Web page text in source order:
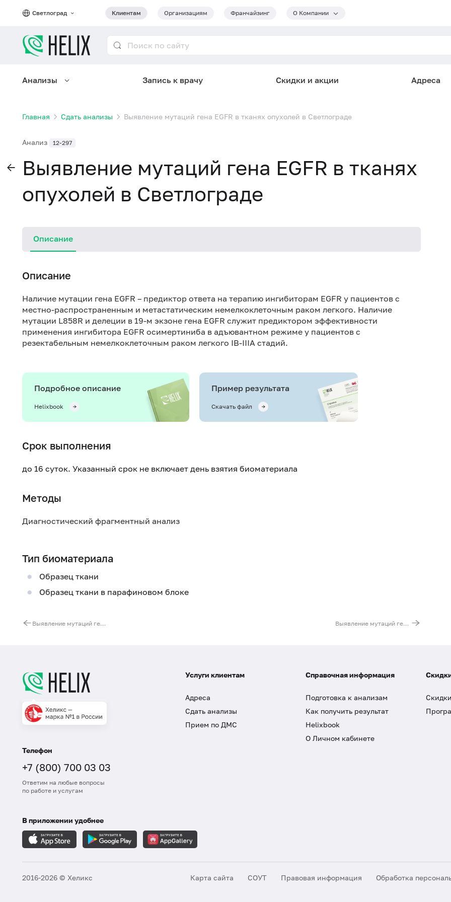
Светлоград Клиентам Организациям Франчайзинг О Компании
Анализы Запись к врачу Скидки и акции Адреса
Главная Сдать анализы Выявление мутаций гена EGFR в тканях опухолей в Светлограде
Анализ 12-297
Выявление мутаций гена EGFR в тканях
опухолей в Светлограде
Описание
Описание
Наличие мутации гена EGFR – предиктор ответа на терапию ингибиторам EGFR у пациентов с
местно-распространенным и метастатическим немелкоклеточным раком легкого. Наличие
мутации L858R и делеции в 19-м экзоне гена EGFR служит предиктором эффективности
применения ингибитора EGFR осимертиниба в адъювантном режиме у пациентов с
резектабельным немелкоклеточным раком легкого IB-IIIA стадий.
Подробное описание
Helixbook
Пример результата
Скачать файл
Срок выполнения
до 16 суток. Указанный срок не включает день взятия биоматериала
Методы
Диагностический фрагментный анализ
Тип биоматериала
Образец ткани
Образец ткани в парафиновом блоке
Выявление мутаций гена NRAS в тканях опухолей Выявление мутаций гена BRAF в тканях опухолей
Телефон
+7 (800) 700 03 03
Ответим на любые вопросы
по работе и услугам
Услуги клиентам
Адреса
Сдать анализы
Прием по ДМС
Справочная информация
Подготовка к анализам
Как получить результат
Helixbook
О Личном кабинете
В приложении удобнее
2016-2026 © Хеликс Карта сайта СОУТ Правовая информация Обработка